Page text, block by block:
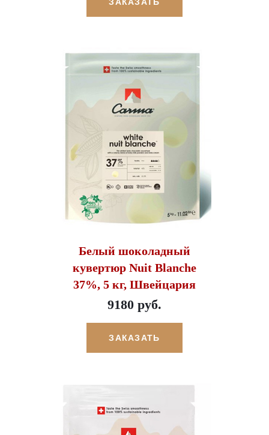
ЗАКАЗАТЬ
Белый шоколадный
кувертюр Nuit Blanche
37%, 5 кг, Швейцария
9180 руб.
ЗАКАЗАТЬ